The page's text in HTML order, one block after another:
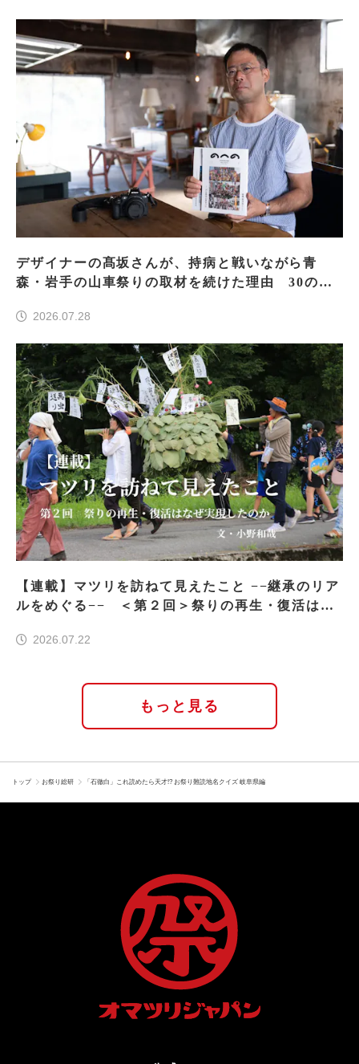
デザイナーの髙坂さんが、持病と戦いながら青
森・岩手の山車祭りの取材を続けた理由 30の山
2026.07.28
【連載】マツリを訪ねて見えたこと −−継承のリア
ルをめぐる−− ＜第２回＞祭りの再生・復活はな
2026.07.22
もっと見る
トップ お祭り総研 「石徹白」これ読めたら天才!? お祭り難読地名クイズ 岐阜県編